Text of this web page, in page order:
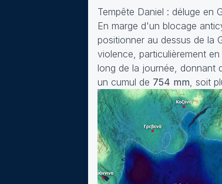
Tempête Daniel : déluge en
En marge d'un blocage
positionner au dessus de la
violence, particulièrement
long de la journée, donnant
un cumul de 754 mm, soit